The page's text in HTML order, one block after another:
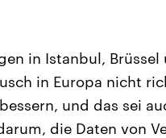
in Istanbul,
in Europa nicht
und das sei
die Daten von